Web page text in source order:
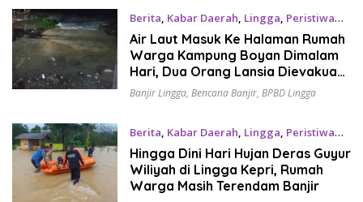
Berita, Kabar Daerah, Lingga, Peristiwa
Januari 13, 2025
Air Laut Masuk Ke Halaman Rumah
Warga Kampung Boyan Dimalam
Hari, Dua Orang Lansia Dievakuasi
Ke Gedung Daerah
Banjir Lingga, Bencana Banjir, BPBD Lingga
Berita, Kabar Daerah, Lingga, Peristiwa
Januari 13, 2025
Hingga Dini Hari Hujan Deras Guyur
Wiliyah di Lingga Kepri, Rumah
Warga Masih Terendam Banjir